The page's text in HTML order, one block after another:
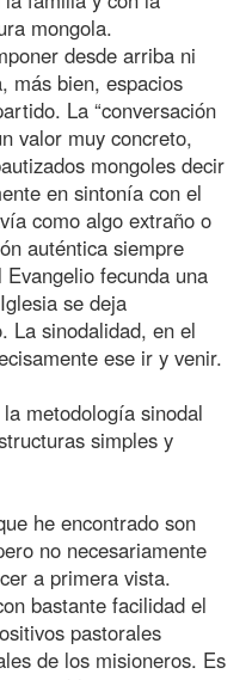
mongola.
desde arriba ni
más bien, espacios
La “conversación
valor muy concreto,
mongoles decir
en sintonía con el
como algo extraño o
auténtica siempre
fecunda una
se deja
La sinodalidad, en el
ese ir y venir.
metodología sinodal
simples y
he encontrado son
no necesariamente
a primera vista.
bastante facilidad el
pastorales
de los misioneros. Es